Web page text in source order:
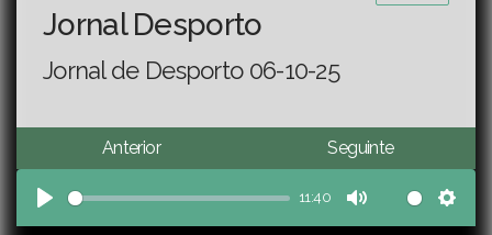
Jornal Desporto
Jornal de Desporto 06-10-25
Anterior Seguinte
Play
11:40
Mute